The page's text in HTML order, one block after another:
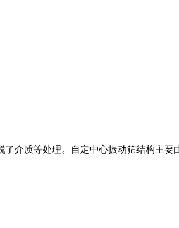
介质等处理。自定中心振动筛结构主要